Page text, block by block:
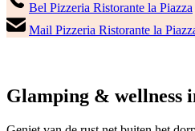
Bel Pizzeria Ristorante la Piazza
Mail Pizzeria Ristorante la
Glamping & wellness